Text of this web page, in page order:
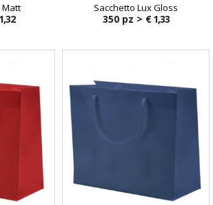
Matt Sacchetto Lux Gloss
350 pz > € 1,33